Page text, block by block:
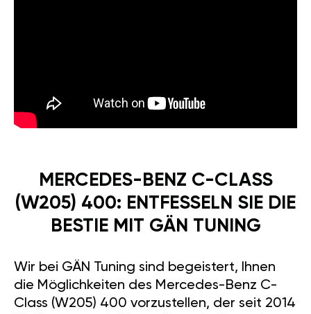
MERCEDES-BENZ C-CLASS
(W205) 400: ENTFESSELN SIE DIE
BESTIE MIT GÄN TUNING
Wir bei GÄN Tuning sind begeistert, Ihnen
die Möglichkeiten des Mercedes-Benz C-
Class (W205) 400 vorzustellen, der seit 2014